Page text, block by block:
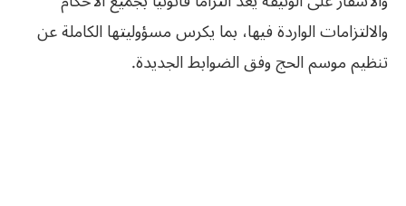
والالتزامات الواردة فيها، بما يكرس مسؤوليتها الكاملة عن
تنظيم موسم الحج وفق الضوابط الجديدة.